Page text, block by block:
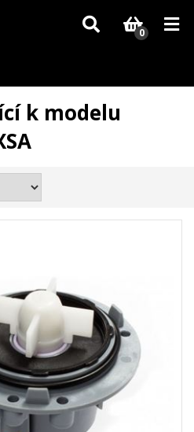
dodání dílů, které nejsou skladem,
za pochopení.
0
k modelu